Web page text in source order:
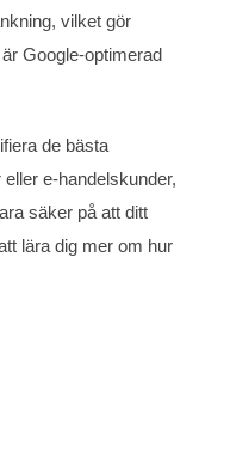
vilket gör
Google-optimerad
de bästa
e-handelskunder,
säker på att ditt
lära dig mer om hur